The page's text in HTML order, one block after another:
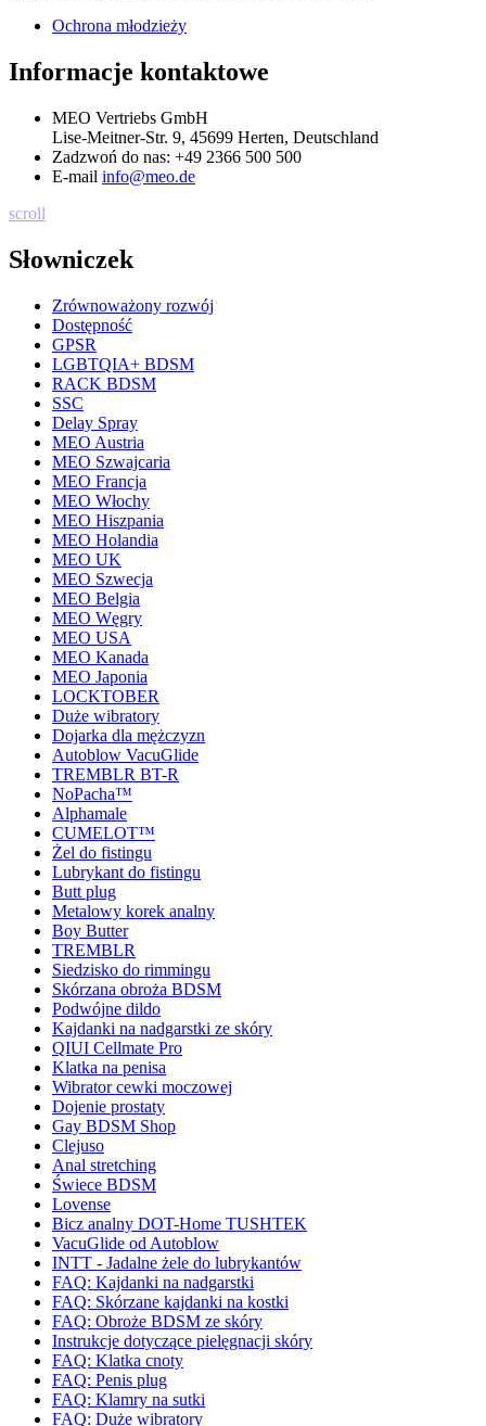
Ochrona młodzieży
Informacje kontaktowe
MEO Vertriebs GmbH
Lise-Meitner-Str. 9, 45699 Herten, Deutschland
Zadzwoń do nas: +49 2366 500 500
E-mail info@meo.de
scroll
Słowniczek
Zrównoważony rozwój
Dostępność
GPSR
LGBTQIA+ BDSM
RACK BDSM
SSC
Delay Spray
MEO Austria
MEO Szwajcaria
MEO Francja
MEO Włochy
MEO Hiszpania
MEO Holandia
MEO UK
MEO Szwecja
MEO Belgia
MEO Węgry
MEO USA
MEO Kanada
MEO Japonia
LOCKTOBER
Duże wibratory
Dojarka dla mężczyzn
Autoblow VacuGlide
TREMBLR BT-R
NoPacha™
Alphamale
CUMELOT™
Żel do fistingu
Lubrykant do fistingu
Butt plug
Metalowy korek analny
Boy Butter
TREMBLR
Siedzisko do rimmingu
Skórzana obroża BDSM
Podwójne dildo
Kajdanki na nadgarstki ze skóry
QIUI Cellmate Pro
Klatka na penisa
Wibrator cewki moczowej
Dojenie prostaty
Gay BDSM Shop
Clejuso
Anal stretching
Świece BDSM
Lovense
Bicz analny DOT-Home TUSHTEK
VacuGlide od Autoblow
INTT - Jadalne żele do lubrykantów
FAQ: Kajdanki na nadgarstki
FAQ: Skórzane kajdanki na kostki
FAQ: Obroże BDSM ze skóry
Instrukcje dotyczące pielęgnacji skóry
FAQ: Klatka cnoty
FAQ: Penis plug
FAQ: Klamry na sutki
FAQ: Duże wibratory